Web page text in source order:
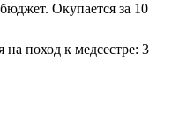
Окупается за 10
поход к медсестре: 3